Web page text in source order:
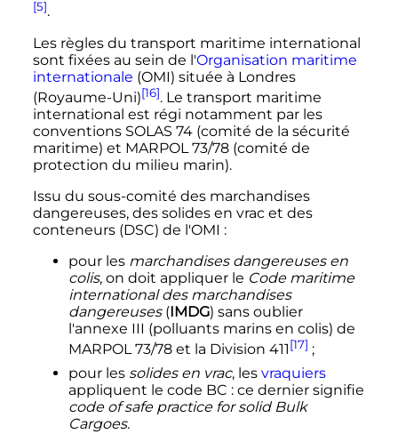
[5].
Les règles du transport maritime international
sont fixées au sein de l'Organisation maritime
internationale (OMI) située à Londres
(Royaume-Uni)[16]. Le transport maritime
international est régi notamment par les
conventions SOLAS 74(comité de la sécurité
maritime) et MARPOL 73/78(comité de
protection du milieu marin).
Issu du sous-comité des marchandises
dangereuses, des solides en vrac et des
conteneurs (DSC) de l'OMI :
pour les marchandises dangereuses en
colis, on doit appliquer le Code maritime
international des marchandises
dangereuses(IMDG) sans oublier
l'annexe III (polluants marins en colis) de
MARPOL 73/78et la Division 411[17] ;
pour les solides en vrac, les vraquiers
appliquent le code BC : ce dernier signifie
code of safe practice for solid Bulk
Cargoes.